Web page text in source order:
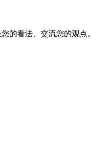
的看法、交流您的观点。